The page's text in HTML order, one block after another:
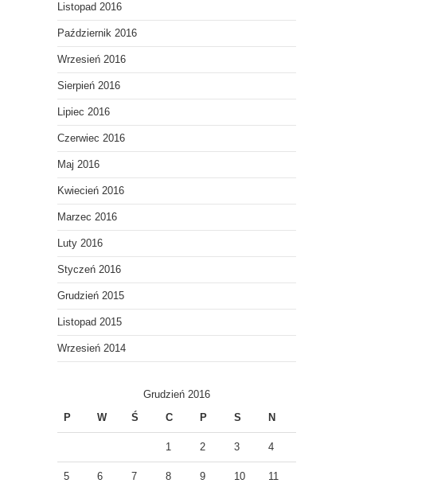
Listopad 2016
Październik 2016
Wrzesień 2016
Sierpień 2016
Lipiec 2016
Czerwiec 2016
Maj 2016
Kwiecień 2016
Marzec 2016
Luty 2016
Styczeń 2016
Grudzień 2015
Listopad 2015
Wrzesień 2014
Grudzień 2016
P W Ś C P S N
1 2 3 4
5 6 7 8 9 10 11